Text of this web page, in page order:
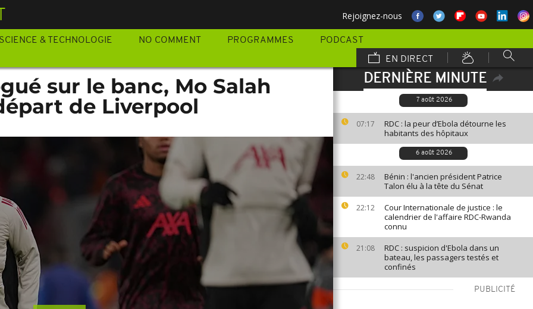
Rejoignez-nous
SCIENCE & TECHNOLOGIE NO COMMENT PROGRAMMES
PODCAST
EN DIRECT
DERNIÈRE MINUTE
7 août 2026
07:17
RDC : la peur d’Ebola détourne les
habitants des hôpitaux
6 août 2026
22:48
Bénin : l'ancien président Patrice
Talon élu à la tête du Sénat
22:12
Cour Internationale de justice : le
calendrier de l'affaire RDC-Rwanda
connu
21:08
RDC : suspicion d'Ebola dans un
bateau, les passagers testés et
confinés
PUBLICITÉ
sur le banc, Mo Salah
de Liverpool